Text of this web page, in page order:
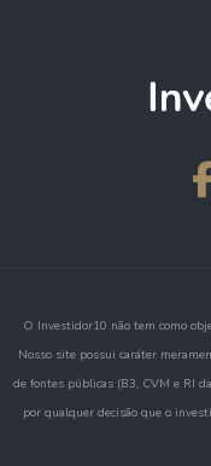
O Investidor10 não tem como
Nosso site possui caráter
de fontes públicas (B3, CVM e RI
por qualquer decisão que o